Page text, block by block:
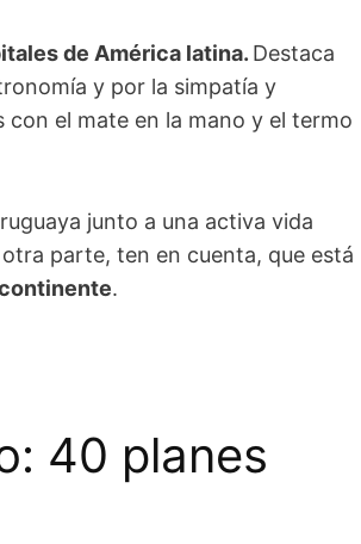
de América latina. Destaca
y por la simpatía y
con el mate en la mano y el termo
junto a una activa vida
parte, ten en cuenta, que está
.
: 40 planes